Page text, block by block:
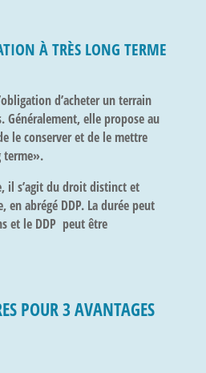
À TRÈS LONG TERME
d’acheter un terrain
Généralement, elle propose au
le conserver et de le mettre
».
il s’agit du droit distinct et
en abrégé DDP. La durée peut
et le DDP peut être
POUR 3 AVANTAGES